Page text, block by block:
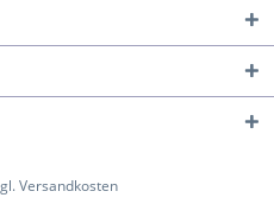
Versandkosten